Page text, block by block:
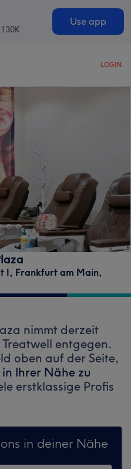
130K
Use app
LOGIN
I, Frankfurt am Main,
nimmt derzeit
entgegen.
oben auf der Seite,
Ihrer Nähe zu
erstklassige Profis
in deiner Nähe